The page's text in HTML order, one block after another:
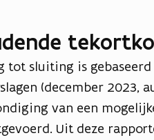
tot sluiting is
(december 2023,
van een
Uit deze